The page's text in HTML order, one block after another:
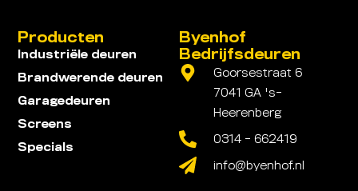
Byenhof
Bedrijfsdeuren
Goorsestraat 6
7041 GA 's-
Heerenberg
0314 - 662419
info@byenhof.nl
Producten
Industriële deuren
Brandwerende deuren
Garagedeuren
Screens
Specials